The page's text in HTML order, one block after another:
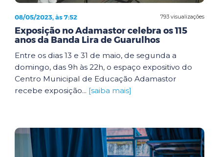
793 visualizações
08/05/2023, às 7:52
Exposição no Adamastor celebra os 115
anos da Banda Lira de Guarulhos
Entre os dias 13 e 31 de maio, de segunda a
domingo, das 9h às 22h, o espaço expositivo do
Centro Municipal de Educação Adamastor
recebe exposição... [saiba mais]